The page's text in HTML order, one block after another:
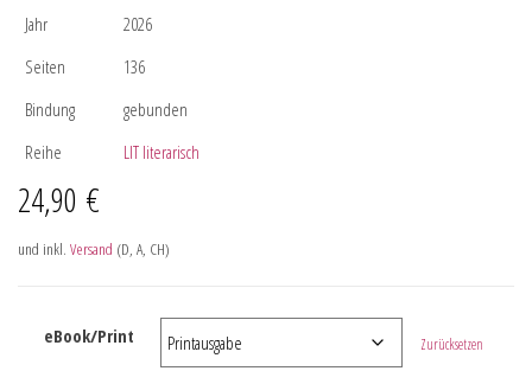
Jahr
2026
Seiten
136
Bindung
gebunden
Reihe
LIT literarisch
24,90 €
und inkl. Versand (D, A, CH)
eBook/Print Zurücksetzen